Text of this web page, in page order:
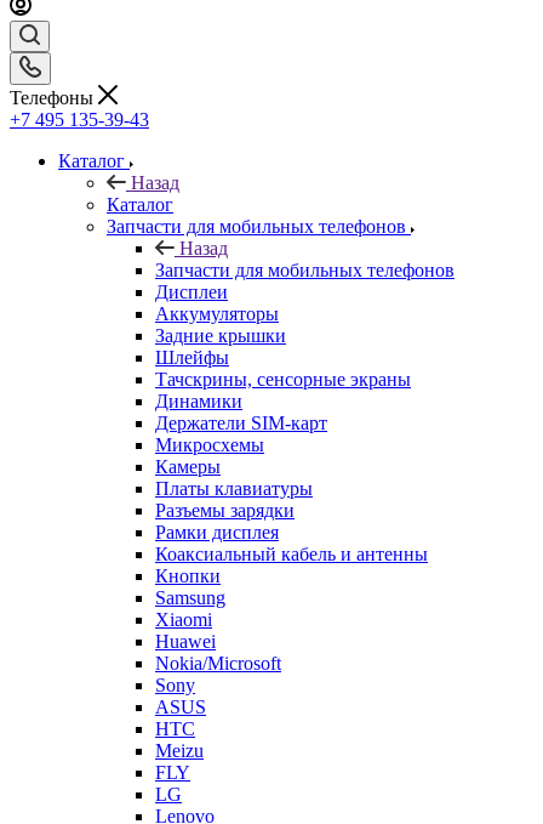
Телефоны
+7 495 135-39-43
Каталог
Назад
Каталог
Запчасти для мобильных телефонов
Назад
Запчасти для мобильных телефонов
Дисплеи
Аккумуляторы
Задние крышки
Шлейфы
Тачскрины, сенсорные экраны
Динамики
Держатели SIM-карт
Микросхемы
Камеры
Платы клавиатуры
Разъемы зарядки
Рамки дисплея
Коаксиальный кабель и антенны
Кнопки
Samsung
Xiaomi
Huawei
Nokia/Microsoft
Sony
ASUS
HTC
Meizu
FLY
LG
Lenovo